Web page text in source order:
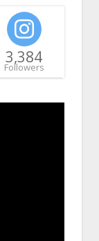
3,384
Followers